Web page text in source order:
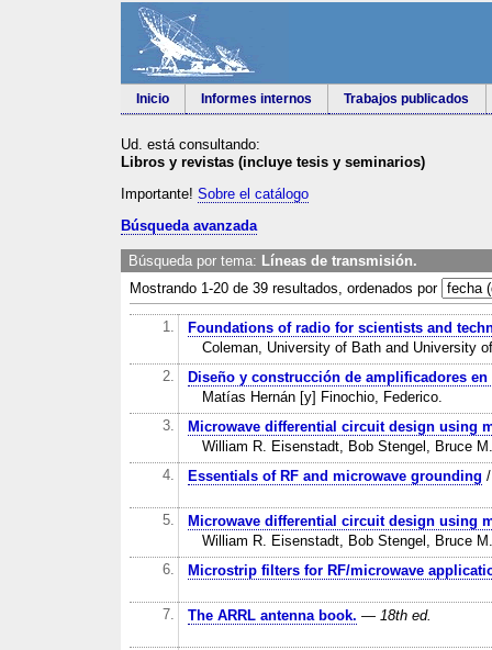
Inicio Informes internos Trabajos publicados
Ud. está consultando:
Libros y revistas (incluye tesis y seminarios)
Importante! Sobre el catálogo
Búsqueda avanzada
Búsqueda por tema: Líneas de transmisión.
Mostrando 1-20 de 39 resultados, ordenados por
1.
Foundations of radio for scientists and
Coleman, University of Bath and University
2.
Diseño y construcción de amplificadores en
Matías Hernán [y] Finochio, Federico.
3.
Microwave differential circuit design using
William R. Eisenstadt, Bob Stengel, Bruce
4.
Essentials of RF and microwave grounding
5.
Microwave differential circuit design using
William R. Eisenstadt, Bob Stengel, Bruce
6.
Microstrip filters for RF/microwave
7. The ARRL antenna book. — 18th ed.